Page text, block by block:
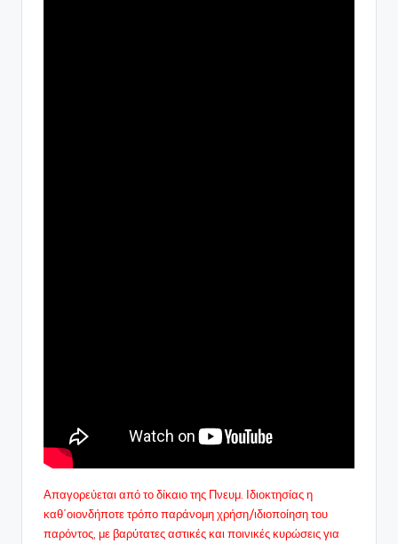
Απαγορεύεται από το δίκαιο της Πνευμ. Ιδιοκτησίας η
καθ΄οιονδήποτε τρόπο παράνομη χρήση/ιδιοποίηση του
παρόντος, με βαρύτατες αστικές και ποινικές κυρώσεις για